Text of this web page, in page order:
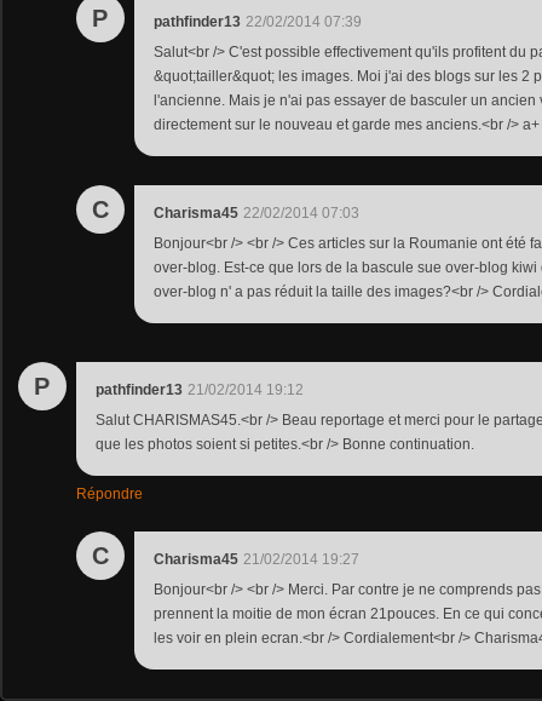
P pathfinder13 22/02/2014 07:39
Salut<br /> C'est possible effectivement qu'ils profitent du
&quot;tailler&quot; les images. Moi j'ai des blogs sur les 2
l'ancienne. Mais je n'ai pas essayer de basculer un
directement sur le nouveau et garde mes anciens.<br /> a+
C Charisma45 22/02/2014 07:03
Bonjour<br /> <br /> Ces articles sur la Roumanie ont été
over-blog. Est-ce que lors de la bascule sue over-blog
over-blog n' a pas réduit la taille des images?<br />
P pathfinder13 21/02/2014 19:12
Salut CHARISMAS45.<br /> Beau reportage et merci pour le
que les photos soient si petites.<br /> Bonne continuation.
Répondre
C Charisma45 21/02/2014 19:27
Bonjour<br /> <br /> Merci. Par contre je ne comprends
prennent la moitie de mon écran 21pouces. En ce qui
les voir en plein ecran.<br /> Cordialement<br />